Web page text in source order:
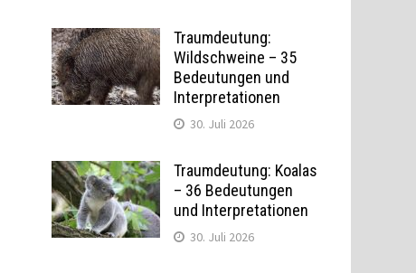
Traumdeutung:
Wildschweine – 35
Bedeutungen und
Interpretationen
30. Juli 2026
Traumdeutung: Koalas
– 36 Bedeutungen
und Interpretationen
30. Juli 2026